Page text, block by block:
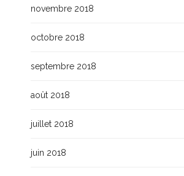
novembre 2018
octobre 2018
septembre 2018
août 2018
juillet 2018
juin 2018